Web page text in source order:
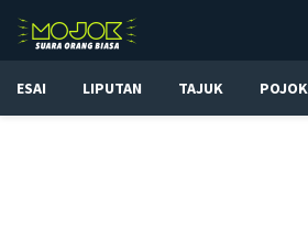
ESAI LIPUTAN TAJUK